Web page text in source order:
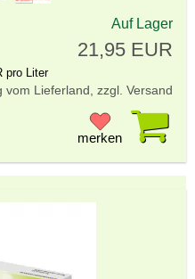
Auf Lager
21,95 EUR
pro Liter
vom Lieferland, zzgl. Versand
merken